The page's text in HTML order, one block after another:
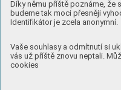
Díky němu příště poznáme, že
budeme tak moci přesněji
Identifikátor je zcela anonymní.
Vaše souhlasy a odmítnutí si
vás už příště znovu neptali.
cookies